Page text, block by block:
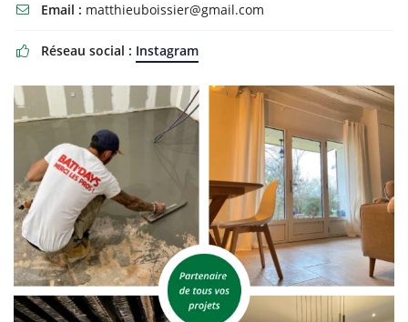
 Email : matthieuboissier@gmail.com
 Réseau social : Instagram